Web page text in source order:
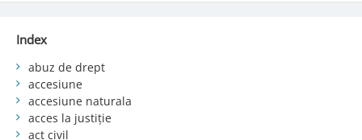
Index
abuz de drept
accesiune
accesiune naturala
acces la justiție
act civil